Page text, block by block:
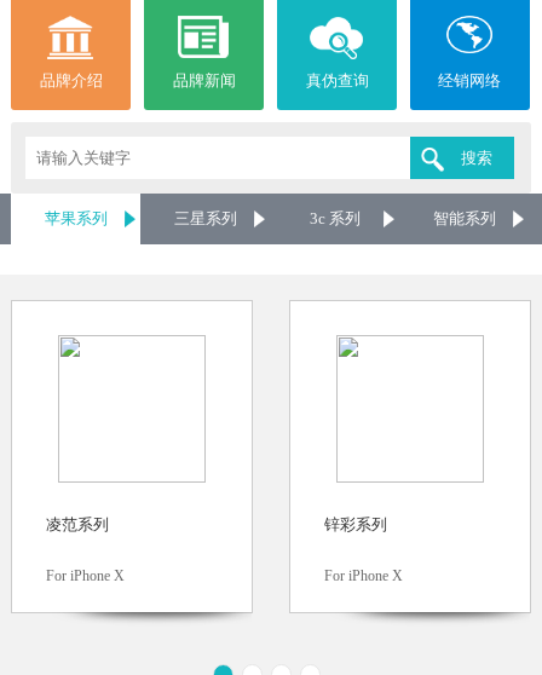
品牌介绍 品牌新闻 真伪查询 经销网络
苹果系列 三星系列 3c 系列 智能系列
凌范系列
For iPhone X
锌彩系列
For iPhone X